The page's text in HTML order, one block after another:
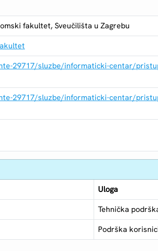
fakultet, Sveučilišta u Zagrebu
29717/sluzbe/informaticki-centar/
29717/sluzbe/informaticki-centar/
Uloga
Tehnička
Podrška